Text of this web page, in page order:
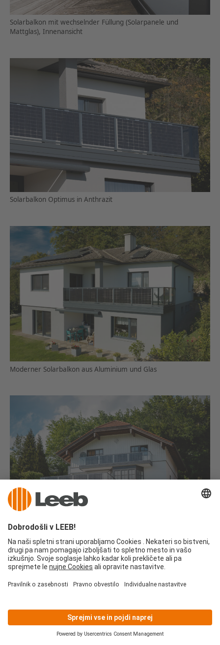
Solarbalkon mit wechselnder Füllung (Solarpanele und
Mattglas), Innenansicht
Solarbalkon Optimus in Anthrazit
Moderner Solarbalkon aus Aluminium und Glas